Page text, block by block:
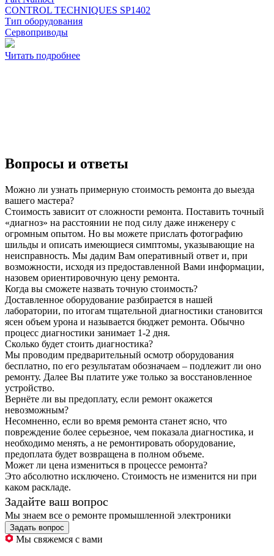
CONTROL TECHNIQUES SP1402
Тип оборудования
Сервоприводы
Читать подробнее
Вопросы и ответы
Можно ли узнать примерную стоимость ремонта до выезда
вашего мастера?
Стоимость зависит от сложности ремонта. Поставить точный
«диагноз» на расстоянии не под силу даже инженеру с
огромным опытом. Но вы можете прислать фотографию
шильды и описать имеющиеся симптомы, указывающие на
неисправность. Мы дадим Вам оперативный ответ и, при
возможности, исходя из предоставленной Вами информации,
назовем ориентировочную цену ремонта.
Когда вы сможете назвать точную стоимость?
Доставленное оборудование разбирается в нашей
лаборатории, по итогам тщательной диагностики становится
ясен объем урона и называется бюджет ремонта. Обычно
процесс диагностики занимает 1-2 дня.
Сколько будет стоить диагностика?
Мы проводим предварительный осмотр оборудования
бесплатно, по его результатам обозначаем – подлежит ли оно
ремонту. Далее Вы платите уже только за восстановленное
устройство.
Вернёте ли вы предоплату, если ремонт окажется
невозможным?
Несомненно, если во время ремонта станет ясно, что
повреждение более серьезное, чем показала диагностика, и
необходимо менять, а не ремонтировать оборудование,
предоплата будет возвращена в полном объеме.
Может ли цена измениться в процессе ремонта?
Это абсолютно исключено. Стоимость не изменится ни при
каком раскладе.
Задайте ваш вопрос
Мы знаем все о ремонте промышленной электроники
Задать вопрос
Мы свяжемся с вами